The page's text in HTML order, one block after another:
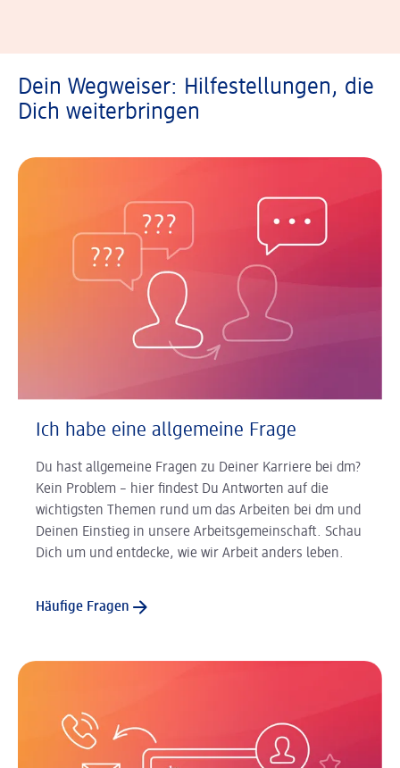
Dein Wegweiser: Hilfestellungen, die
Dich weiterbringen
Ich habe eine allgemeine Frage
Du hast allgemeine Fragen zu Deiner Karriere bei dm?
Kein Problem – hier findest Du Antworten auf die
wichtigsten Themen rund um das Arbeiten bei dm und
Deinen Einstieg in unsere Arbeitsgemeinschaft. Schau
Dich um und entdecke, wie wir Arbeit anders leben.
Häufige Fragen